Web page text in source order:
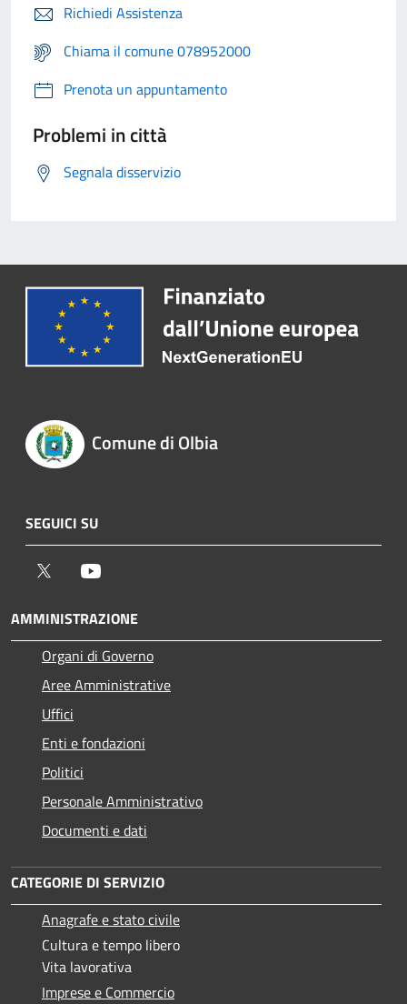
Richiedi Assistenza
Chiama il comune 078952000
Prenota un appuntamento
Problemi in città
Segnala disservizio
Comune di Olbia
SEGUICI SU
Twitter
AMMINISTRAZIONE
Organi di Governo
Aree Amministrative
Uffici
Enti e fondazioni
Politici
Personale Amministrativo
Documenti e dati
CATEGORIE DI SERVIZIO
Anagrafe e stato civile
Cultura e tempo libero
Vita lavorativa
Imprese e Commercio